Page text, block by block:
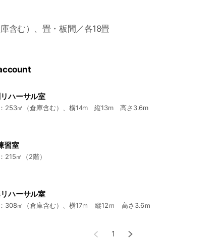
含む）、畳・板間／各18畳
ハーサル室
253㎡（倉庫含む）、横14m 縦13m 高さ3.6m
習室
215㎡（2階）
ハーサル室
308㎡（倉庫含む）、横17ｍ 縦12ｍ 高さ3.6ｍ
1